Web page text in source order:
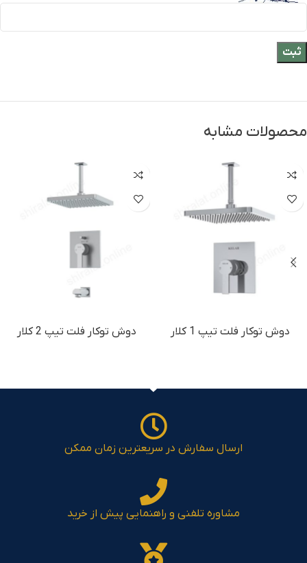
محصولات مشابه
دوش توكار فلت تیپ 1 کلار دوش توكار فلت تیپ 2 کلار
ارسال سفارش در سریعترین زمان ممکن
مشاوره تلفنی و راهنمایی پیش از خرید